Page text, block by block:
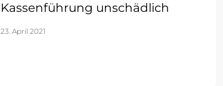
Kassenführung unschädlich
23. April 2021